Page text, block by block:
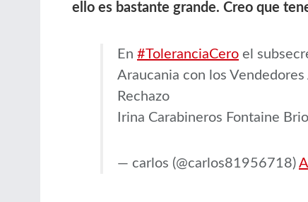
ello es bastante grande. Creo que
En #ToleranciaCero el
Araucania con los
Rechazo
Irina Carabineros Fontaine
— carlos (@carlos81956718)